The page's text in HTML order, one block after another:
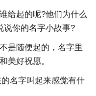
给起的呢?他们为什么
说你的名字小故事?
是随便起的，名字里
美好祝愿。
名字叫起来感觉有什